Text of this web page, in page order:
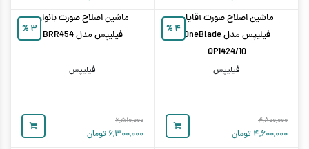
۴ %
ماشین اصلاح صورت آقایان
فیلیپس مدل OneBlade
QP1424/10
فیلیپس
۴,۸۰۰,۰۰۰
۴,۶۰۰,۰۰۰ تومان
۳ %
ماشین اصلاح صورت بانوان
فیلیپس مدل BRR454
فیلیپس
۶,۵۱۰,۰۰۰
۶,۳۰۰,۰۰۰ تومان